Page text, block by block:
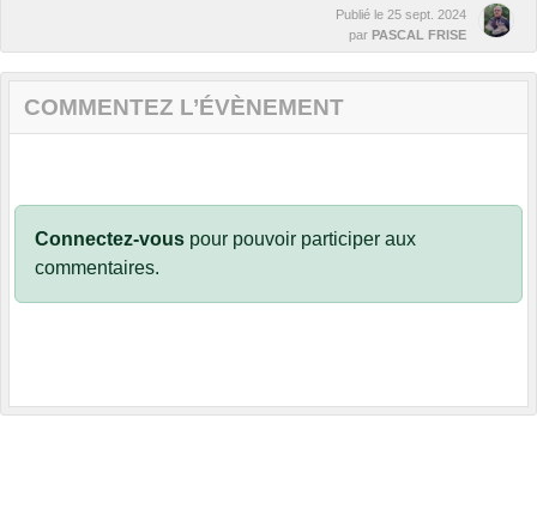
Publié le 25 sept. 2024
par PASCAL FRISE
COMMENTEZ L’ÉVÈNEMENT
Connectez-vous pour pouvoir participer aux
commentaires.